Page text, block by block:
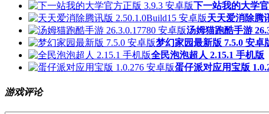
下一站我的大学
天天爱消除腾
汤姆猫跑酷手游
梦幻家园最新版 7.5.0 安卓
全民泡泡超人 2.15.1 手机版
蛋仔派对应用宝版
游戏评论